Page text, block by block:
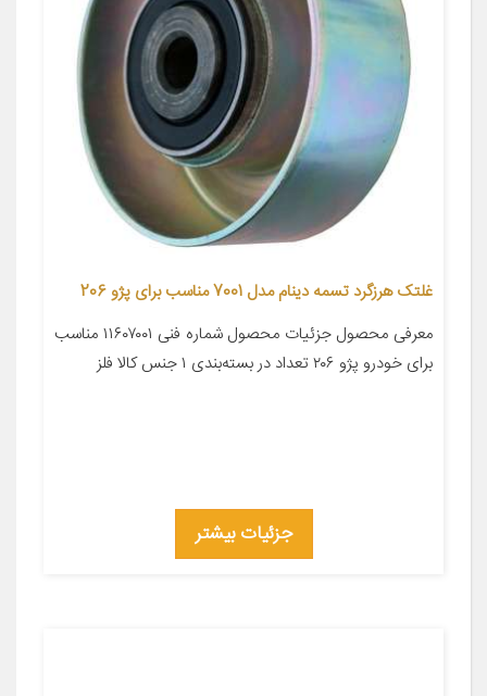
غلتک هرزگرد تسمه دینام مدل 7001 مناسب برای پژو 206
معرفی محصول جزئیات محصول شماره فنی ۱۱۶۰۷۰۰۱ مناسب
برای خودرو پژو ۲۰۶ تعداد در بسته‌بندی ۱ جنس کالا فلز
جزئیات بیشتر